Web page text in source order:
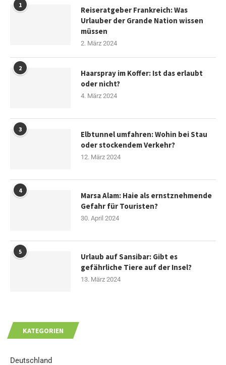
1
Reiseratgeber Frankreich: Was
Urlauber der Grande Nation wissen
müssen
2. März 2024
2
Haarspray im Koffer: Ist das erlaubt
oder nicht?
4. März 2024
3
Elbtunnel umfahren: Wohin bei Stau
oder stockendem Verkehr?
12. März 2024
4
Marsa Alam: Haie als ernstznehmende
Gefahr für Touristen?
30. April 2024
5
Urlaub auf Sansibar: Gibt es
gefährliche Tiere auf der Insel?
13. März 2024
KATEGORIEN
Deutschland